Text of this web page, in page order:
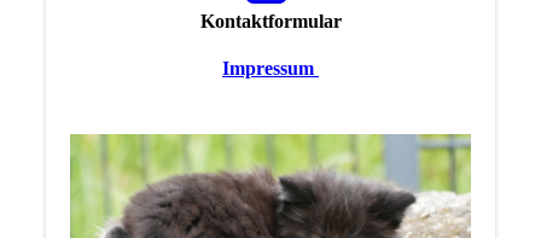
Kontaktformular
Impressum